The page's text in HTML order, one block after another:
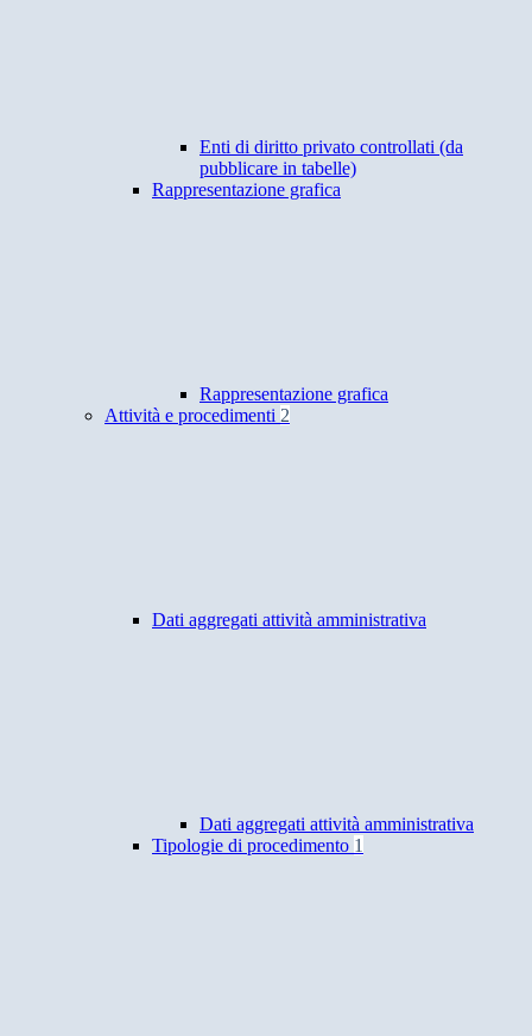
Enti di diritto privato controllati (da
pubblicare in tabelle)
Rappresentazione grafica
Rappresentazione grafica
Attività e procedimenti 2
Dati aggregati attività amministrativa
Dati aggregati attività amministrativa
Tipologie di procedimento 1